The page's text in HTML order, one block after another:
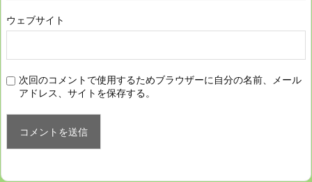
ウェブサイト
次回のコメントで使用するためブラウザーに自分の名前、メール
アドレス、サイトを保存する。